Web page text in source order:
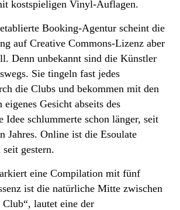
kostspieligen Vinyl-Auflagen.
Booking-Agentur scheint die
auf Creative Commons-Lizenz aber
Denn unbekannt sind die Künstler
Sie tingeln fast jedes
die Clubs und bekommen mit den
eigenes Gesicht abseits des
Idee schlummerte schon länger, seit
Jahres. Online ist die Esoulate
gestern.
eine Compilation mit fünf
ist die natürliche Mitte zwischen
lautet eine der